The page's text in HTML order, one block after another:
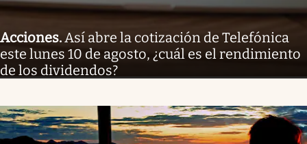
Acciones.Así abre la cotización de Telefónica
este lunes 10 de agosto, ¿cuál es el rendimiento
de los dividendos?